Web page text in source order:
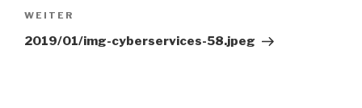
Nächster
Beitrag
WEITER
2019/01/img-cyberservices-58.jpeg